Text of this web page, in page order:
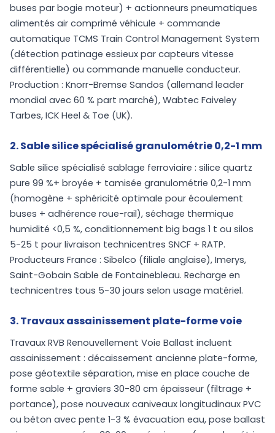
buses par bogie moteur) + actionneurs pneumatiques
alimentés air comprimé véhicule + commande
automatique TCMS Train Control Management System
(détection patinage essieux par capteurs vitesse
différentielle) ou commande manuelle conducteur.
Production : Knorr-Bremse Sandos (allemand leader
mondial avec 60 % part marché), Wabtec Faiveley
Tarbes, ICK Heel & Toe (UK).
2. Sable silice spécialisé granulométrie 0,2-1 mm
Sable silice spécialisé sablage ferroviaire : silice quartz
pure 99 %+ broyée + tamisée granulométrie 0,2-1 mm
(homogène + sphéricité optimale pour écoulement
buses + adhérence roue-rail), séchage thermique
humidité <0,5 %, conditionnement big bags 1 t ou silos
5-25 t pour livraison technicentres SNCF + RATP.
Producteurs France : Sibelco (filiale anglaise), Imerys,
Saint-Gobain Sable de Fontainebleau. Recharge en
technicentres tous 5-30 jours selon usage matériel.
3. Travaux assainissement plate-forme voie
Travaux RVB Renouvellement Voie Ballast incluent
assainissement : décaissement ancienne plate-forme,
pose géotextile séparation, mise en place couche de
forme sable + graviers 30-80 cm épaisseur (filtrage +
portance), pose nouveaux caniveaux longitudinaux PVC
ou béton avec pente 1-3 % évacuation eau, pose ballast